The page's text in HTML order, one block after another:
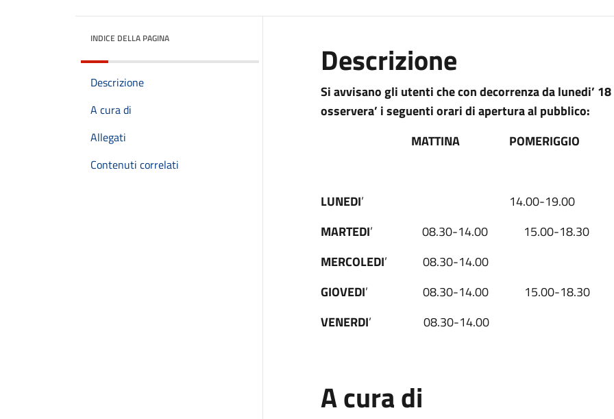
INDICE DELLA PAGINA
Descrizione
A cura di
Allegati
Contenuti correlati
Descrizione
Si avvisano gli utenti che con decorrenza da lunedi’
osservera’ i seguenti orari di apertura al pubblico:
MATTINA POMERIGGIO
LUNEDI’ 14.00-
MARTEDI’ 08.30-14.00 15.00-18.30
MERCOLEDI’ 08.30-
GIOVEDI’ 08.30-14.00 15.00-18.30
VENERDI’ 08.30-14.00
A cura di